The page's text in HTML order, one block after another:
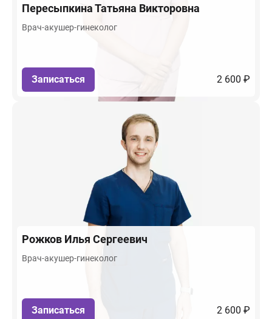
ПересыпкинаТатьяна Викторовна
Врач-акушер-гинеколог
Записаться 2 600 ₽
Рожков Илья Сергеевич
Врач-акушер-гинеколог
Записаться 2 600 ₽